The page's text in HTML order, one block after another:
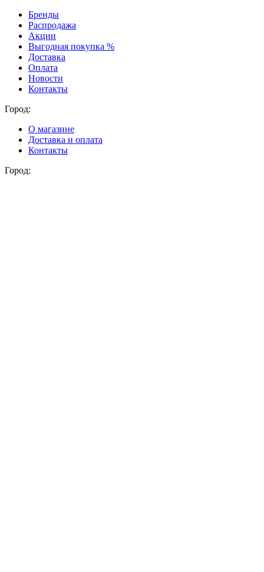
Бренды
Распродажа
Акции
Выгодная покупка %
Доставка
Оплата
Новости
Контакты
Город:
О магазине
Доставка и оплата
Контакты
Город: